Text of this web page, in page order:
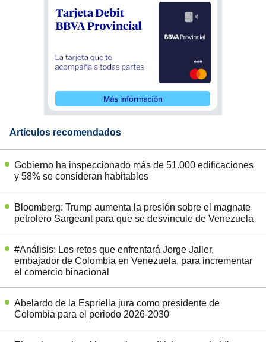
Artículos recomendados
Gobierno ha inspeccionado más de 51.000 edificaciones
y 58% se consideran habitables
Bloomberg: Trump aumenta la presión sobre el magnate
petrolero Sargeant para que se desvincule de Venezuela
#Análisis: Los retos que enfrentará Jorge Jaller,
embajador de Colombia en Venezuela, para incrementar
el comercio binacional
Abelardo de la Espriella jura como presidente de
Colombia para el periodo 2026-2030